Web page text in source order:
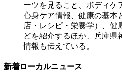
ーツを見ること、ボディケ
心身ケア情報、健康の基本
店・レシピ・栄養学）、健
どを紹介するほか、兵庫県
情報も伝えている。
新着ローカルニュース